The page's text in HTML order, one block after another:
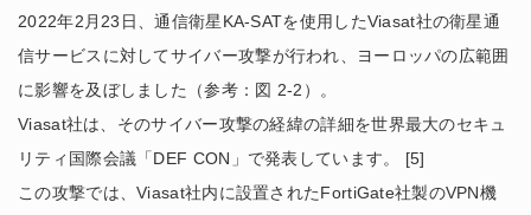
2022年2月23日、通信衛星KA-SATを使用したViasat社の衛星通
信サービスに対してサイバー攻撃が行われ、ヨーロッパの広範囲
に影響を及ぼしました（参考：図 2-2）。
Viasat社は、そのサイバー攻撃の経緯の詳細を世界最大のセキュ
リティ国際会議「DEF CON」で発表しています。 [5]
この攻撃では、Viasat社内に設置されたFortiGate社製のVPN機